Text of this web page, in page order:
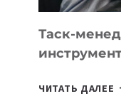
Таск-
ЧИТАТЬ ДАЛЕЕ